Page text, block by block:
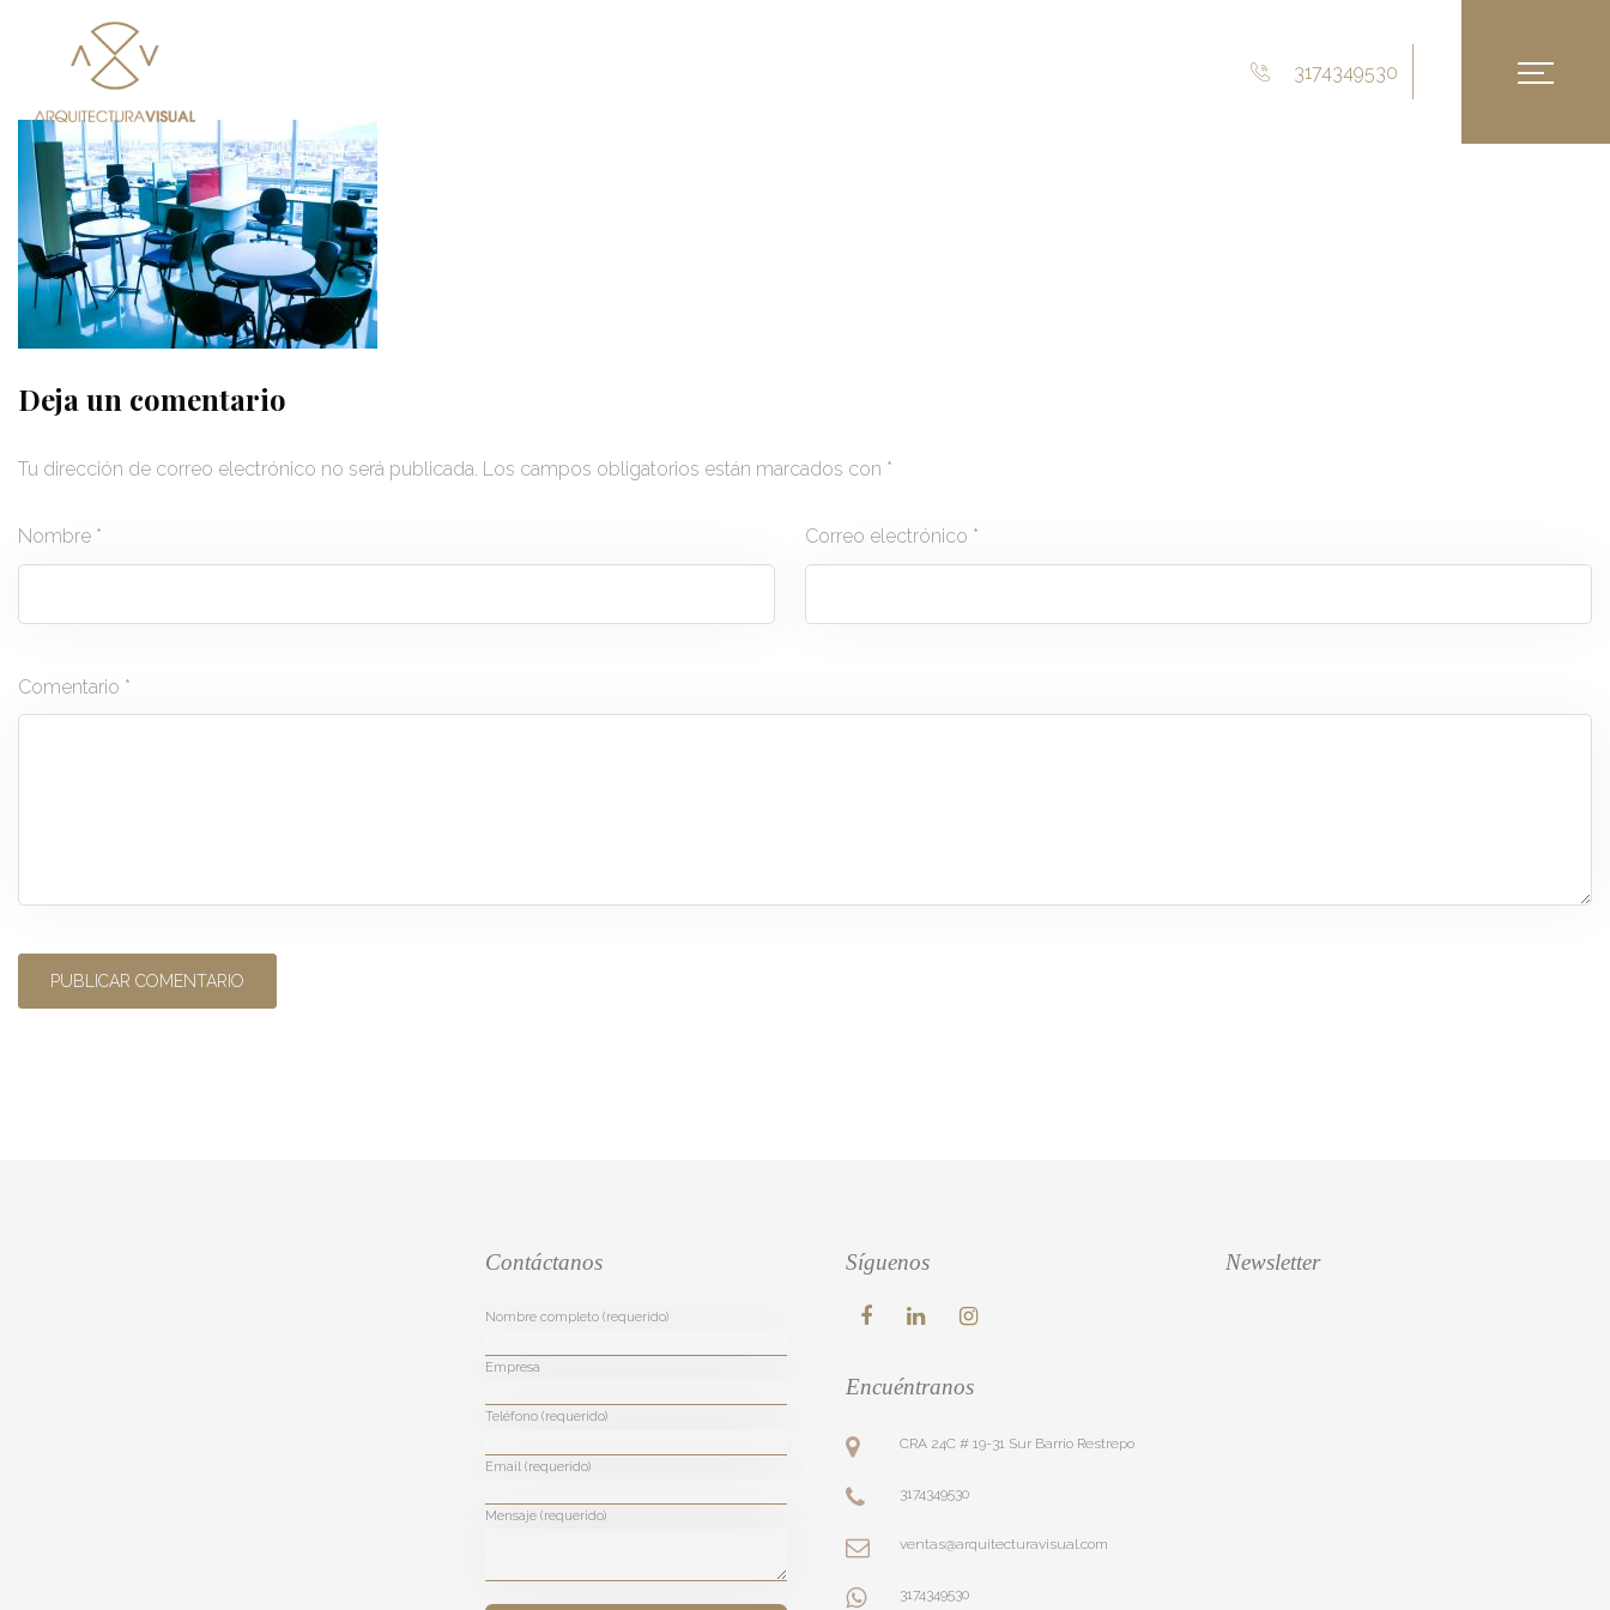
3174349530
Deja un comentario
Tu dirección de correo electrónico no será publicada. Los campos obligatorios están marcados con *
Nombre * Correo electrónico *
Comentario *
Contáctanos
Nombre completo (requerido)
Empresa
Teléfono (requerido)
Email (requerido)
Mensaje (requerido)
Síguenos
Encuéntranos
CRA 24C # 19-31 Sur Barrio Restrepo
3174349530
ventas@arquitecturavisual.com
3174349530
Newsletter